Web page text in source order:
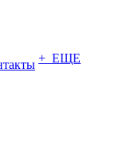
+ ЕЩЕ